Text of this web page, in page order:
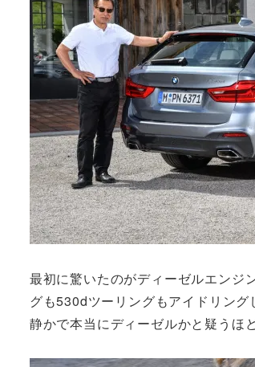
最初に驚いたのがディーゼルエンジ
グも530dツーリングもアイドリン
静かで本当にディーゼルかと疑うほ